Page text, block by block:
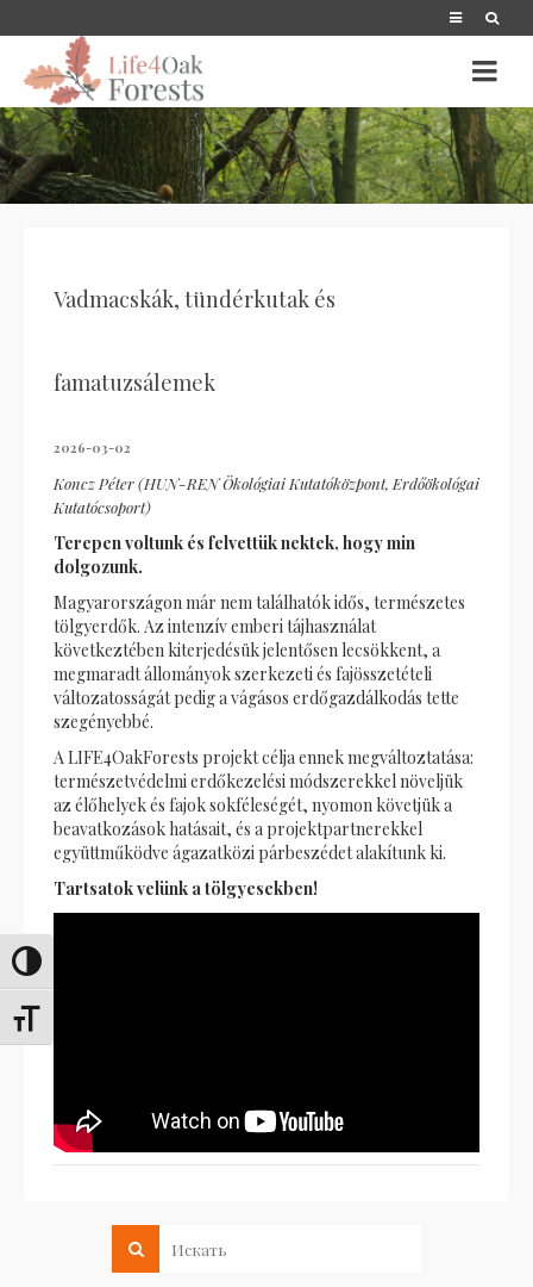
Переключить на высокую контрастность
Переключить на увеличенный шрифт
Vadmacskák, tündérkutak és
famatuzsálemek
2026-03-02
Koncz Péter (HUN-REN Ökológiai Kutatóközpont, Erdőökológai
Kutatócsoport)
Terepen voltunk és felvettük nektek, hogy min
dolgozunk.
Magyarországon már nem találhatók idős, természetes
tölgyerdők. Az intenzív emberi tájhasználat
következtében kiterjedésük jelentősen lecsökkent, a
megmaradt állományok szerkezeti és fajösszetételi
változatosságát pedig a vágásos erdőgazdálkodás tette
szegényebbé.
A LIFE4OakForests projekt célja ennek megváltoztatása:
természetvédelmi erdőkezelési módszerekkel növeljük
az élőhelyek és fajok sokféleségét, nyomon követjük a
beavatkozások hatásait, és a projektpartnerekkel
együttműködve ágazatközi párbeszédet alakítunk ki.
Tartsatok velünk a tölgyesekben!